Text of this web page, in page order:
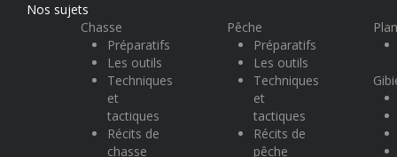
Nos sujets
Chasse
Préparatifs
Les outils
Techniques
et
tactiques
Récits de
chasse
Pêche
Préparatifs
Les outils
Techniques
et
tactiques
Récits de
pêche